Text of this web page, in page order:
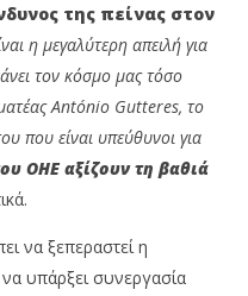
της πείνας στον
η μεγαλύτερη απειλή για
τον κόσμο μας τόσο
António Gutteres, το
που είναι υπεύθυνοι για
ΟΗΕ αξίζουν τη βαθιά
να ξεπεραστεί η
υπάρξει συνεργασία